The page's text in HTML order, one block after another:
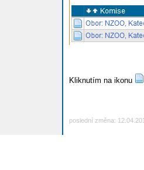
Kliknutím na ikonu
poslední změna: